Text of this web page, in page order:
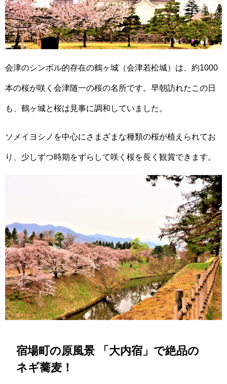
会津のシンボル的存在の鶴ヶ城（会津若松城）は、約1000
本の桜が咲く会津随一の桜の名所です。早朝訪れたこの日
も、鶴ヶ城と桜は見事に調和していました。
ソメイヨシノを中心にさまざまな種類の桜が植えられてお
り、少しずつ時期をずらして咲く桜を長く観賞できます。
宿場町の原風景 「大内宿」 で絶品の
ネギ蕎麦！